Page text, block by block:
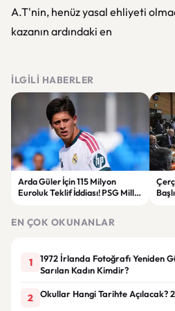
A.T'nin, henüz yasal ehliyeti
kazanın ardındaki en
İLGILI HABERLER
Arda Güler İçin 115 Milyon
Euroluk Teklif İddiası! PSG Milli
EN ÇOK OKUNANLAR
1
1972 İrlanda Fotoğrafı Yeniden
Sarılan Kadın Kimdir?
2 Okullar Hangi Tarihte Açılacak?